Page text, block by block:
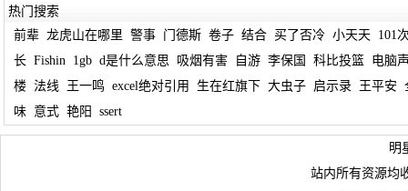
热门搜索
前辈 龙虎山在哪里 警事 门德斯 卷子 结合 买了否冷 小天天
101
长 Fishin 1gb d是什么意思 吸烟有害 自游 李保国 科比投篮
电脑
楼
法线 王一鸣 excel绝对引用 生在红旗下 大虫子 启示录 王平安
味
意式 艳阳 ssert
明
站内所有资源均